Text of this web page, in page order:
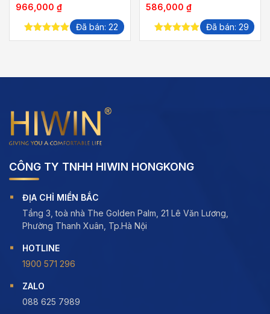
966,000 ₫Khoảng
giá:
từ
5.00out of
Đã bán: 22
586,000 ₫Khoảng
giá:
từ
5.00out of
Đã bán: 29
CÔNG TY TNHH HIWIN HONGKONG
ĐỊA CHỈ MIỀN BẮC
Tầng 3, toà nhà The Golden Palm, 21 Lê Văn Lương,
Phường Thanh Xuân, Tp.Hà Nội
HOTLINE
1900 571 296
ZALO
088 625 7989